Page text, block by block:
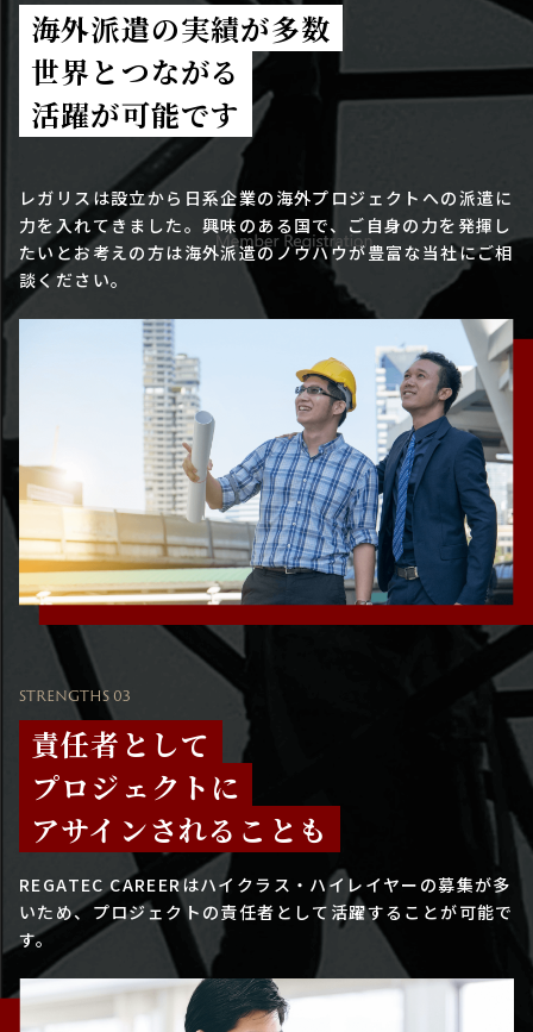
海外派遣の実績が多数
世界とつながる
活躍が可能です
レガリスは設立から日系企業の海外プロジェクトへの派遣に
力を入れてきました。興味のある国で、ご自身の力を発揮し
たいとお考えの方は海外派遣のノウハウが豊富な当社にご相
談ください。
STRENGTHS 03
責任者として
プロジェクトに
アサインされることも
REGATEC CAREERはハイクラス・ハイレイヤーの募集が多
いため、プロジェクトの責任者として活躍することが可能で
す。